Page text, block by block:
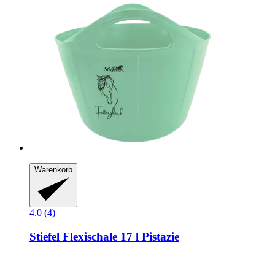
Warenkorb
4.0 (4)
Stiefel Flexischale 17 l Pistazie